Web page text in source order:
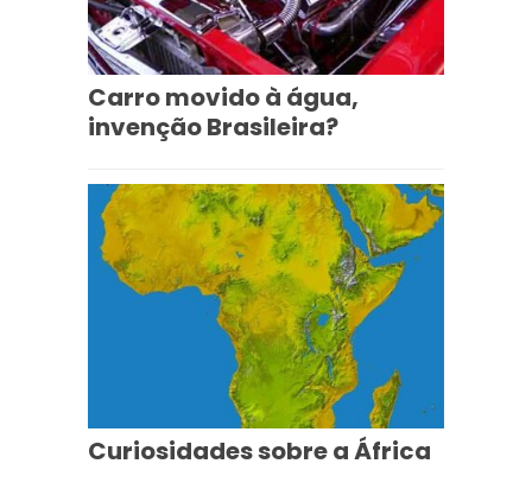
Carro movido à água,
invenção Brasileira?
Curiosidades sobre a África